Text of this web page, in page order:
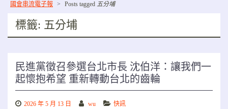
國會串流電子報 > Posts tagged 五分埔
標籤: 五分埔
民進黨徵召參選台北市長 沈伯洋：讓我們一
起懷抱希望 重新轉動台北的齒輪
2026 年 5 月 13 日 wu 快訊